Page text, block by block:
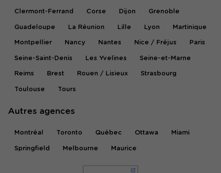
Clermont-Ferrand Corse Dijon Grenoble
Guadeloupe La Réunion Lille Lyon Martinique
Montpellier Nancy Nantes Nice / Fréjus Paris
Seine-Saint-Denis Les Yvelines Seine-et-Marne
Reims Brest Rouen / Lisieux Strasbourg
Toulouse Tours
Autres agences
Montréal Toronto Québec Ottawa Miami
Springfield Melbourne Maurice